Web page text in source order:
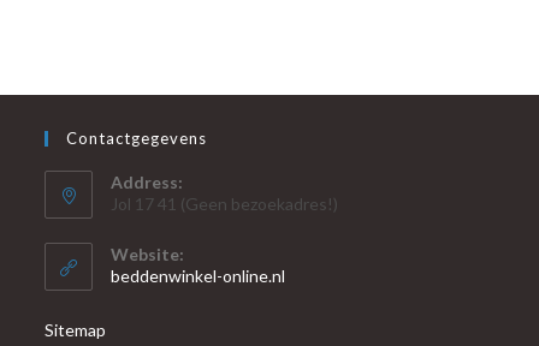
Contactgegevens
Address:
Jol 17 41 (Geen bezoekadres!)
Website:
beddenwinkel-online.nl
Sitemap